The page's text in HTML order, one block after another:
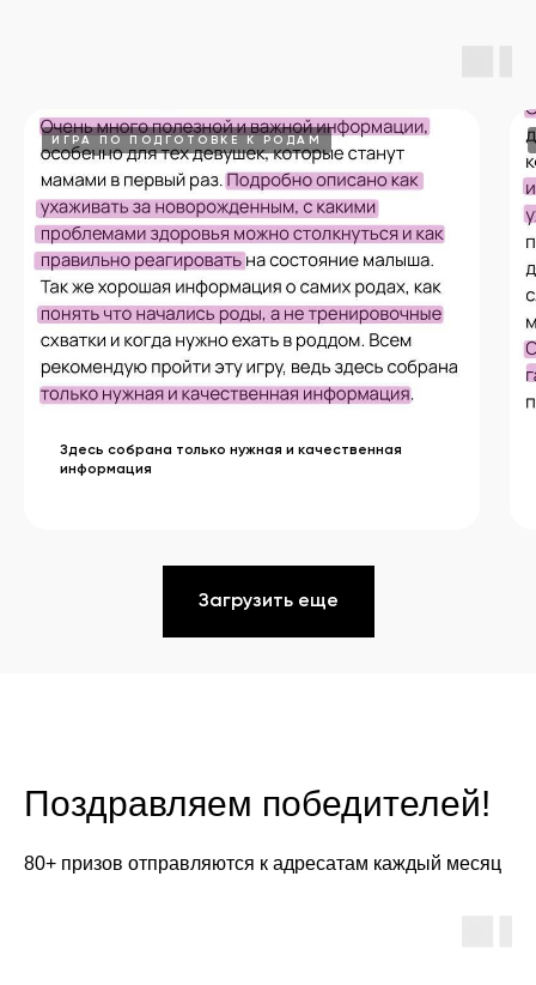
ИГРА ПО ПОДГОТОВКЕ К РОДАМ
Здесь собрана только нужная и качественная
информация
Загрузить еще
Поздравляем победителей!
80+ призов отправляются к адресатам каждый месяц